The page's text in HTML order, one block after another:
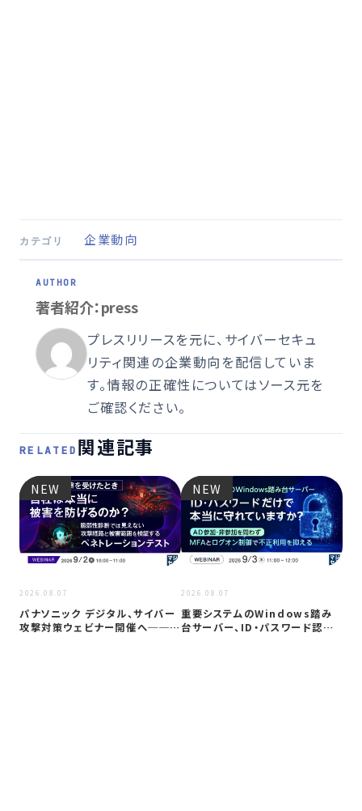
カテゴリ 企業動向
著者紹介：press
プレスリリースを元に、サイバーセキュ
リティ関連の企業動向を配信していま
す。情報の正確性についてはソース元を
ご確認ください。
RELATED 関連記事
NEW
2026.08.07
パナソニック デジタル、サイバー
攻撃対策ウェビナー開催へ──自
NEW
2026.08.07
重要システムのWindows踏み
台サーバー、ID・パスワード認証